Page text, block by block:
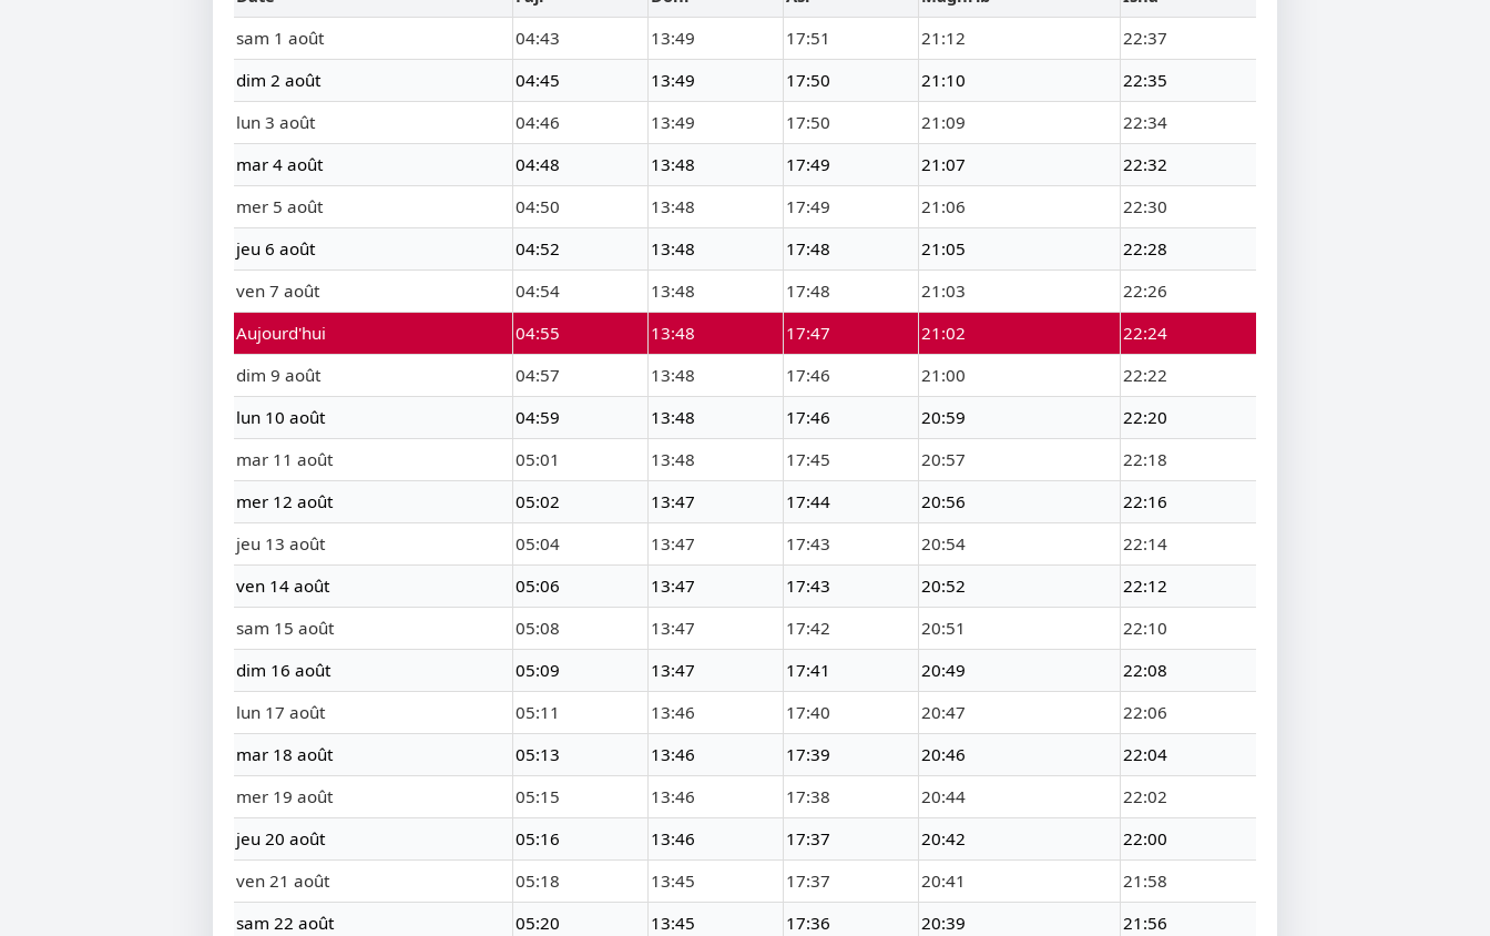
sam 1 août
04:43 13:49 17:51 21:12
22:37
dim 2 août
04:45 13:49 17:50 21:10
22:35
lun 3 août
04:46 13:49 17:50 21:09
22:34
mar 4 août
04:48 13:48 17:49 21:07
22:32
mer 5 août
04:50 13:48 17:49 21:06
22:30
jeu 6 août
04:52 13:48 17:48 21:05
22:28
ven 7 août
04:54 13:48 17:48 21:03
22:26
Aujourd'hui
04:55 13:48 17:47 21:02
22:24
dim 9 août
04:57 13:48 17:46 21:00
22:22
lun 10 août
04:59 13:48 17:46 20:59
22:20
mar 11 août
05:01 13:48 17:45 20:57
22:18
mer 12 août
05:02 13:47 17:44 20:56
22:16
jeu 13 août
05:04 13:47 17:43 20:54
22:14
ven 14 août
05:06 13:47 17:43 20:52
22:12
sam 15 août
05:08 13:47 17:42 20:51
22:10
dim 16 août
05:09 13:47 17:41 20:49
22:08
lun 17 août
05:11 13:46 17:40 20:47
22:06
mar 18 août
05:13 13:46 17:39 20:46
22:04
mer 19 août
05:15 13:46 17:38 20:44
22:02
jeu 20 août
05:16 13:46 17:37 20:42
22:00
ven 21 août
05:18 13:45 17:37 20:41
21:58
sam 22 août
05:20 13:45 17:36 20:39
21:56